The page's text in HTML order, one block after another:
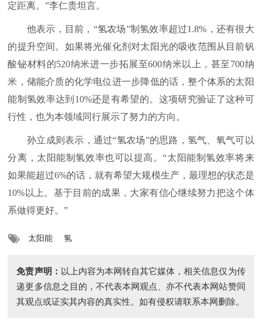
定距离。”李仁贵坦言。
他表示，目前，“氢农场”制氢效率超过1.8%，还有很大
的提升空间。如果将光催化剂对太阳光的吸收范围从目前钒
酸铋材料的520纳米进一步拓展至600纳米以上，甚至700纳
米，储能介质的化学电位进一步降低的话，整个体系的太阳
能制氢效率达到10%还是有希望的。这项研究验证了这种可
行性，也为本领域同行展示了努力的方向。
孙立成则表示，通过“氢农场”的思路，氢气、氧气可以
分离，太阳能制氢效率也可以提高。“太阳能制氢效率将来
如果能超过6%的话，就有希望大规模生产，最理想的状态是
10%以上。基于目前的成果，大家有信心继续努力把这个体
系做得更好。”
太阳能 氢
免责声明： 以上内容为本网转自其它媒体，相关信息仅为传
递更多信息之目的，不代表本网观点、亦不代表本网站赞同
其观点或证实其内容的真实性。如有侵权请联系本网删除。